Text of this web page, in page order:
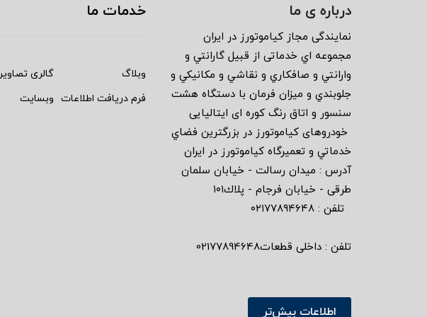
درباره ی ما
نمايندگى مجاز كياموتورز در ايران
مجموعه اي خدماتى از قبيل گارانتي و
وارانتي و صافكاري و نقاشي و مكانيكي و
جلوبندي و ميزان فرمان با دستگاه هشت
سنسور و اتاق رنگ كوره اى ايتاليايى
خودروهاى كياموتورز در بزرگترين فضاي
خدماتي و تعميرگاه كياموتورز در ايران
آدرس : ميدان رسالت - خيابان سلمان
طرقى - خيابان فرجام - پلاك١٠١
تلفن : ٠٢١٧٧٨٩٤٦٤٨
تلفن : داخلی قطعات02177894648
اطلاعات بیش‌تر
خدمات ما
وبلاگ
گالری تصاویر
فرم دریافت اطلاعات وبسایت